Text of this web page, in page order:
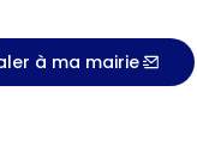
à ma mairie